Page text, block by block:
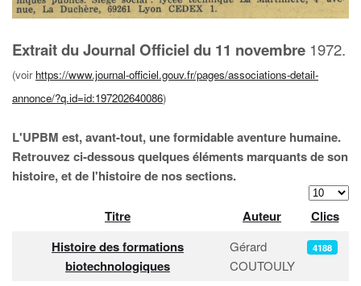
Extrait du Journal Officiel du 11 novembre 1972.
(voir https://www.journal-officiel.gouv.fr/pages/associations-detail-
annonce/?q.id=id:197202640086)
L'UPBM est, avant-tout, une formidable aventure humaine.
Retrouvez ci-dessous quelques éléments marquants de son
histoire, et de l'histoire de nos sections.
Afficher #
Titre Auteur
Clics
Histoire des formations
biotechnologiques
Gérard
COUTOULY
4188